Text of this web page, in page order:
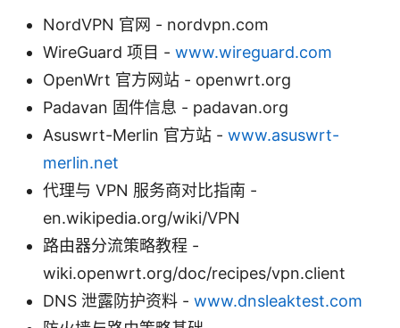
NordVPN 官网 - nordvpn.com
WireGuard 项目 - www.wireguard.com
OpenWrt 官方网站 - openwrt.org
Padavan 固件信息 - padavan.org
Asuswrt-Merlin 官方站 - www.asuswrt-
merlin.net
代理与 VPN 服务商对比指南 -
en.wikipedia.org/wiki/VPN
路由器分流策略教程 -
wiki.openwrt.org/doc/recipes/vpn.client
DNS 泄露防护资料 - www.dnsleaktest.com